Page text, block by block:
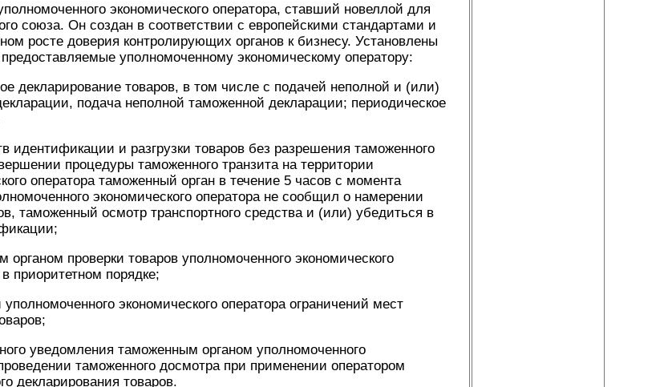
экономического оператора, ставший новеллой для
союза. Он создан в соответствии с европейскими стандартами и
росте доверия контролирующих органов к бизнесу. Установлены
уполномоченному экономическому оператору:
декларирование товаров, в том числе с подачей неполной и (или)
подача неполной таможенной декларации; периодическое
идентификации и разгрузки товаров без разрешения таможенного
процедуры таможенного транзита на территории
оператора таможенный орган в течение 5 часов с момента
экономического оператора не сообщил о намерении
таможенный осмотр транспортного средства и (или) убедиться в
проверки товаров уполномоченного экономического
приоритетном порядке;
экономического оператора ограничений мест
уведомления таможенным органом уполномоченного
таможенного досмотра при применении оператором
декларирования товаров.